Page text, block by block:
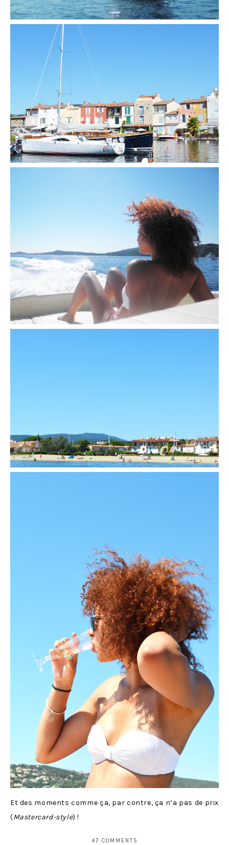
Et des moments comme ça, par contre, ça n’a pas de prix
(Mastercard-style) !
47 COMMENTS